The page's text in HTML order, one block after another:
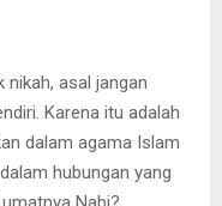
nikah, asal jangan
Karena itu adalah
dalam agama Islam
hubungan yang